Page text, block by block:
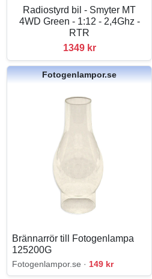
Radiostyrd bil - Smyter MT
4WD Green - 1:12 - 2,4Ghz -
RTR
1349 kr
Fotogenlampor.se
Brännarrör till Fotogenlampa
125200G
Fotogenlampor.se · 149 kr